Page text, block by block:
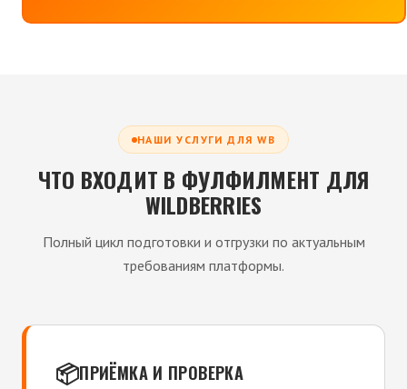
НАШИ УСЛУГИ ДЛЯ WB
ЧТО ВХОДИТ В ФУЛФИЛМЕНТ ДЛЯ
WILDBERRIES
Полный цикл подготовки и отгрузки по актуальным
требованиям платформы.
📦ПРИЁМКА И ПРОВЕРКА